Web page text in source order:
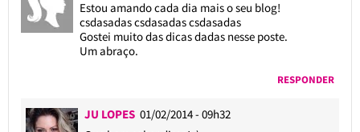
Estou amando cada dia mais o seu blog!
csdasadas csdasadas csdasadas
Gostei muito das dicas dadas nesse poste.
Um abraço.
RESPONDER
JU LOPES 01/02/2014 - 09h32